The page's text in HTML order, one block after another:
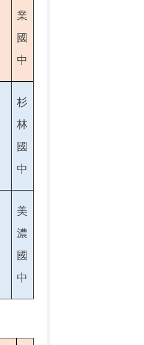
業
國
中
杉
林
國
中
美
濃
國
中